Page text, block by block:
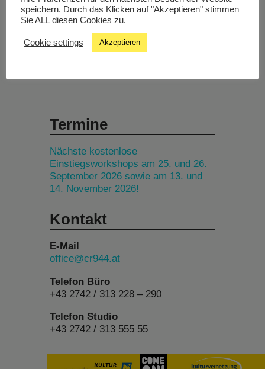
Studiochat
Termine
Nächste kostenlose
Einstiegsworkshops am 25. und 26.
September 2026 sowie am 13. und
14. November 2026!
Kontakt
E-Mail
office@cr944.at
Telefon Büro
+43 2742 / 313 228 – 290
Telefon Studio
+43 2742 / 313 555 55
speichern. Durch das Klicken auf "Akzeptieren" stimmen
Sie ALL diesen Cookies zu.
Cookie settings Akzeptieren